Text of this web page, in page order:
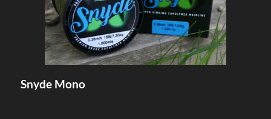
Snyde Mono